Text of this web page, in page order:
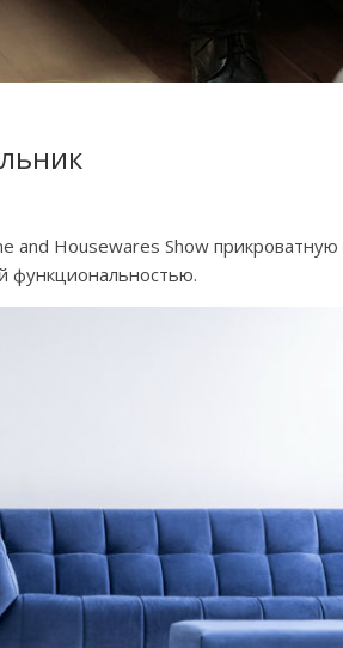
and Housewares Show прикроватную
функциональностью.